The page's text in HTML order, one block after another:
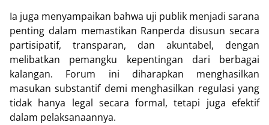
Ia juga menyampaikan bahwa uji publik menjadi sarana
penting dalam memastikan Ranperda disusun secara
partisipatif, transparan, dan akuntabel, dengan
melibatkan pemangku kepentingan dari berbagai
kalangan. Forum ini diharapkan menghasilkan
masukan substantif demi menghasilkan regulasi yang
tidak hanya legal secara formal, tetapi juga efektif
dalam pelaksanaannya.